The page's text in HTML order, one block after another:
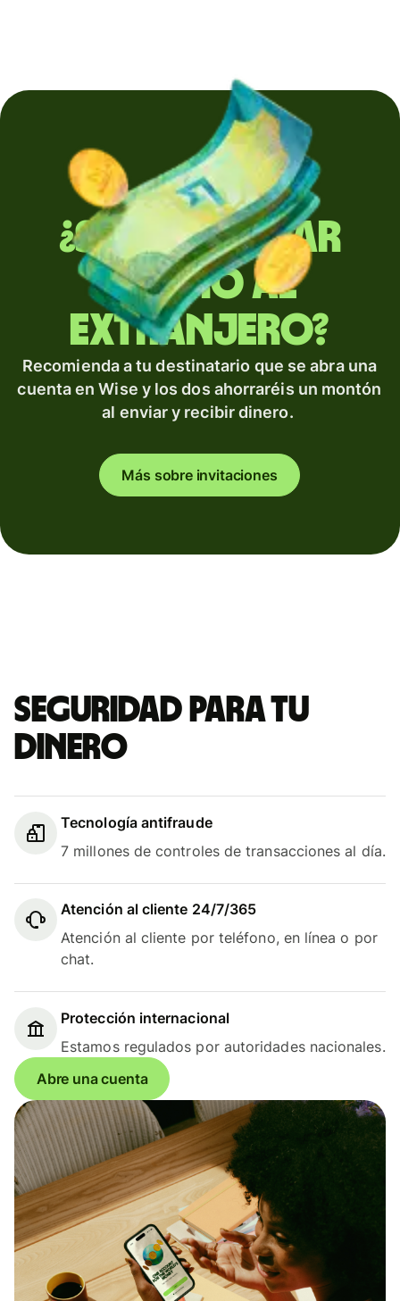
¿Sueles enviar
dinero al
extranjero?
Recomienda a tu destinatario que se abra una
cuenta en Wise y los dos ahorraréis un montón
al enviar y recibir dinero.
Más sobre invitaciones
Seguridad para tu
dinero
Tecnología antifraude
7 millones de controles de transacciones al día.
Atención al cliente 24/7/365
Atención al cliente por teléfono, en línea o por
chat.
Protección internacional
Estamos regulados por autoridades nacionales.
Abre una cuenta